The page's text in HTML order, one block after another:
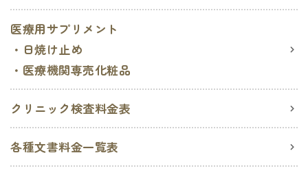
医療用サプリメント
・日焼け止め
・医療機関専売化粧品
クリニック検査料金表
各種文書料金一覧表